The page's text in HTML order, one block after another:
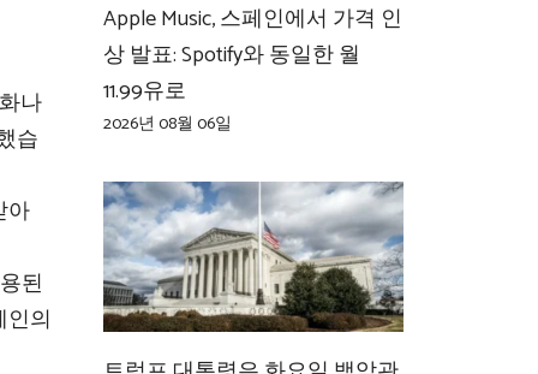
나
습
아
된
의
Apple Music, 스페인에서 가격 인
상 발표: Spotify와 동일한 월
11.99유로
2026년 08월 06일